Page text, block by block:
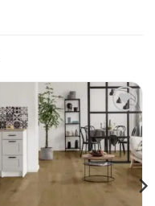
Toevoegen
aan
verlanglijst